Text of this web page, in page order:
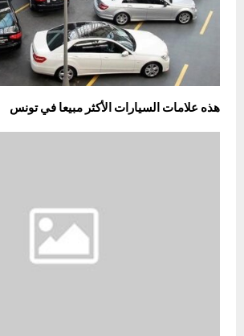
هذه علامات السيارات الأكثر مبيعا في تونس